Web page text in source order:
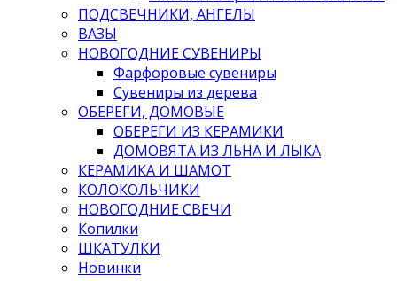
ПОДСВЕЧНИКИ, АНГЕЛЫ
ВАЗЫ
НОВОГОДНИЕ СУВЕНИРЫ
Фарфоровые сувениры
Сувениры из дерева
ОБЕРЕГИ, ДОМОВЫЕ
ОБЕРЕГИ ИЗ КЕРАМИКИ
ДОМОВЯТА ИЗ ЛЬНА И ЛЫКА
КЕРАМИКА И ШАМОТ
КОЛОКОЛЬЧИКИ
НОВОГОДНИЕ СВЕЧИ
Копилки
ШКАТУЛКИ
Новинки